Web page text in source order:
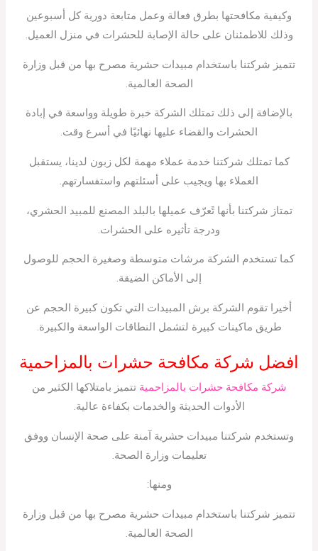
وكيفية مكافحتها بطرق فعالة وعمل متابعة دورية كل أسبوعين
وذلك للاطمئنان على حالة الإصابة للحشرات في منزل العميل.
تتميز شركتنا باستخدام مبيدات حشرية مصرح بها من قبل وزارة
الصحة العالمية.
بالإضافة إلى ذلك تمتلك الشركة خبرة طويلة وواسعة في إبادة
الحشرات والقضاء عليها نهائيًا في أسرع وقت.
كما تمتلك شركتنا خدمة عملاء مهمة لكل زبون لدينا، يستقبل
العملاء بها ويجيب على أسئلتهم واستفسارتهم.
تمتاز شركتنا بأنها تًعرّف عميلها بالبلد المصنع للمبيد الحشري،
ودرجة تأثيره على الحشرات.
كما تستخدم الشركة مرشات متوسطة وصغيرة الحجم للوصول
إلى الأماكن الضيقة.
أخيرا تقوم الشركة برش المبيدات التي تكون كبيرة الحجم عن
طريق ماكينات كبيرة لتشمل النطاقات الواسعة والكبيرة.
افضل شركة مكافحة حشرات بالمزاحمية
شركة مكافحة حشرات بالمزاحمية تتميز بامتلاكها الكثير من
الأدوات الحديثة والخدمات بكفاءة عالية.
وتستخدم شركتنا مبيدات حشرية آمنة على صحة الإنسان ووفق
تعليمات وزارة الصحة.
ومنها:
تتميز شركتنا باستخدام مبيدات حشرية مصرح بها من قبل وزارة
الصحة العالمية.